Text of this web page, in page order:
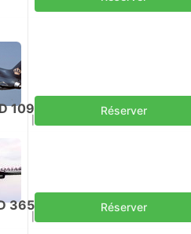
109 Réserver
365 Réserver